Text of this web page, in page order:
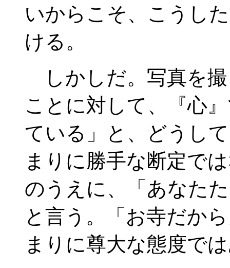
いからこそ、こうし
ける。
しかしだ。写真を
ことに対して、『心
ている」と、どうし
まりに勝手な断定で
のうえに、「あなた
と言う。「お寺だか
まりに尊大な態度で